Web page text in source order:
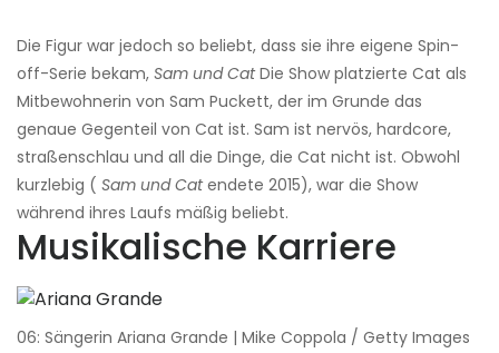
Die Figur war jedoch so beliebt, dass sie ihre eigene Spin-
off-Serie bekam, Sam und CatDie Show platzierte Cat als
Mitbewohnerin von Sam Puckett, der im Grunde das
genaue Gegenteil von Cat ist. Sam ist nervös, hardcore,
straßenschlau und all die Dinge, die Cat nicht ist. Obwohl
kurzlebig ( Sam und Catendete 2015), war die Show
während ihres Laufs mäßig beliebt.
Musikalische Karriere
06: Sängerin Ariana Grande | Mike Coppola / Getty Images